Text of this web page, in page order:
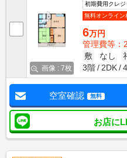
画像 : 7枚
初期費用クレ
無料オンライン
6万円
管理費等：
敷
なし
3階
2DK
空室確認 無料
お店に